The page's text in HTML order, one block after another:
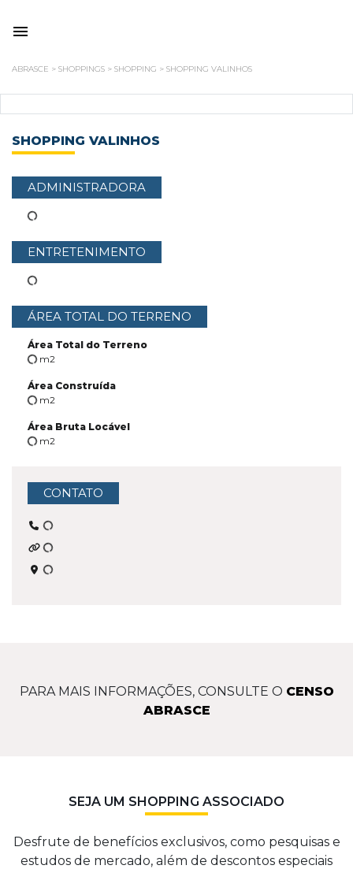
ABRASCE > SHOPPINGS > SHOPPING > SHOPPING VALINHOS
SHOPPING VALINHOS
ADMINISTRADORA
ENTRETENIMENTO
ÁREA TOTAL DO TERRENO
Área Total do Terreno
m2
Área Construída
m2
Área Bruta Locável
m2
CONTATO
PARA MAIS INFORMAÇÕES, CONSULTE O CENSO
ABRASCE
SEJA UM SHOPPING ASSOCIADO
Desfrute de benefícios exclusivos, como pesquisas e
estudos de mercado, além de descontos especiais